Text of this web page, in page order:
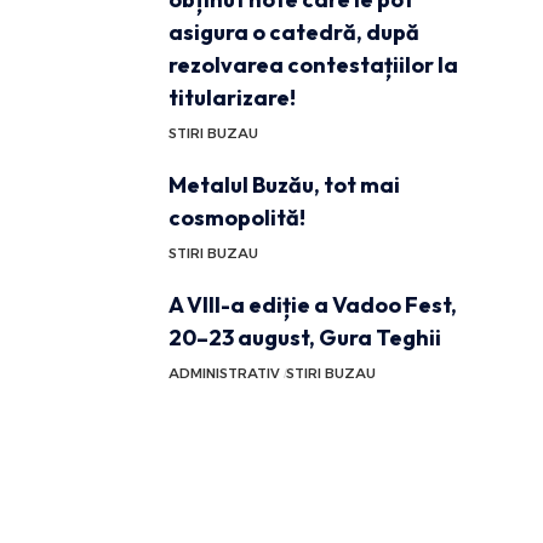
asigura o catedră, după
rezolvarea contestațiilor la
titularizare!
STIRI BUZAU
Metalul Buzău, tot mai
cosmopolită!
STIRI BUZAU
A VIII-a ediție a Vadoo Fest,
20–23 august, Gura Teghii
ADMINISTRATIV STIRI BUZAU